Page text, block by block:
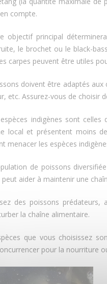
compte.
objectif principal
le brochet ou le black-
carpes peuvent être utiles
doivent être adaptés
etc. Assurez-vous de choisir
indigènes sont
local et présentent moins
menacer les espèces
de poissons
aider à maintenir une
des poissons
la chaîne alimentaire.
que vous choisissez
pour la nourriture